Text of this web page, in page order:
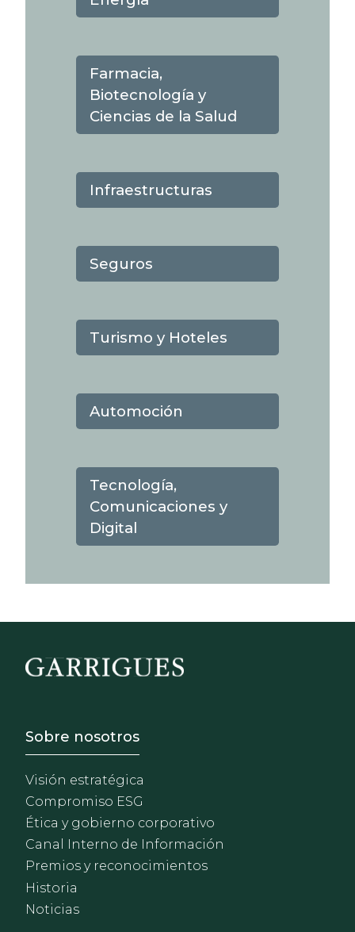
Farmacia,
Ciencias de la Salud
Infraestructuras
Seguros
Turismo y Hoteles
Automoción
Tecnología,
Digital
Footer - Sobre Nosotros
Visión estratégica
Ética y gobierno corporativo
Canal Interno de Información
Premios y reconocimientos
Historia
Noticias
Footer - Extranet y
Seguridad